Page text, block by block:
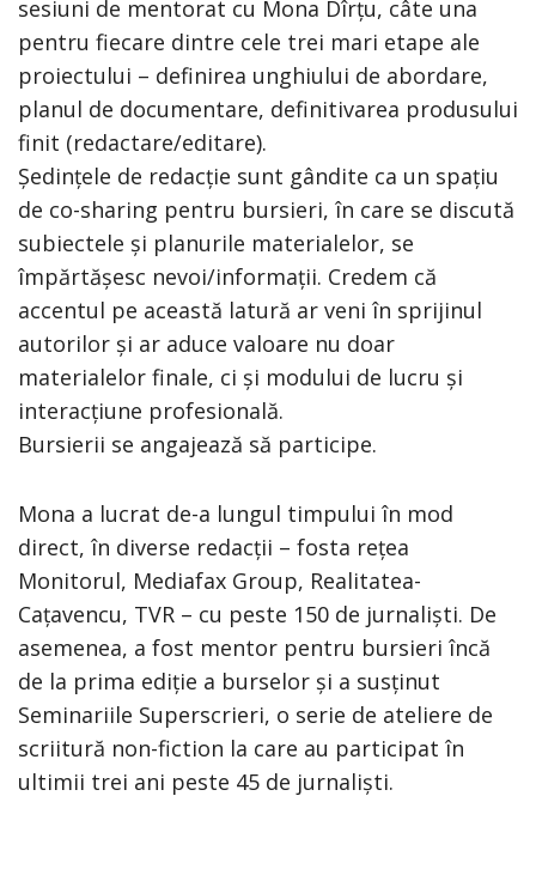
sesiuni de mentorat cu Mona Dîrțu, câte una
pentru fiecare dintre cele trei mari etape ale
proiectului – definirea unghiului de abordare,
planul de documentare, definitivarea produsului
finit (redactare/editare).
Ședințele de redacție sunt gândite ca un spațiu
de co-sharing pentru bursieri, în care se discută
subiectele și planurile materialelor, se
împărtășesc nevoi/informații. Credem că
accentul pe această latură ar veni în sprijinul
autorilor și ar aduce valoare nu doar
materialelor finale, ci și modului de lucru și
interacțiune profesională.
Bursierii se angajează să participe.
Mona a lucrat de-a lungul timpului în mod
direct, în diverse redacții – fosta rețea
Monitorul, Mediafax Group, Realitatea-
Cațavencu, TVR – cu peste 150 de jurnaliști. De
asemenea, a fost mentor pentru bursieri încă
de la prima ediție a burselor și a susținut
Seminariile Superscrieri, o serie de ateliere de
scriitură non-fiction la care au participat în
ultimii trei ani peste 45 de jurnaliști.